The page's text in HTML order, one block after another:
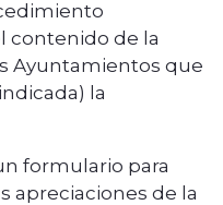
contenido de la
Ayuntamientos que
la
formulario para
apreciaciones de la